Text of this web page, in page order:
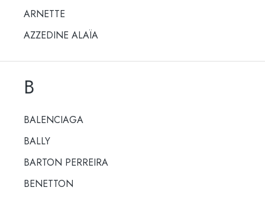
ARNETTE
AZZEDINE ALAÏA
B
BALENCIAGA
BALLY
BARTON PERREIRA
BENETTON